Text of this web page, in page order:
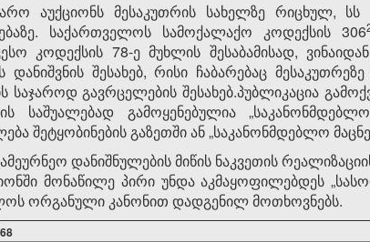
აუქციონს მესაკუთრის სახელზე რიცხულ, სს
საქართველოს სამოქალაქო კოდექსის 306
კოდექსის 78-ე მუხლის შესაბამისად,
დანიშვნის შესახებ, რისი ჩაბარებაც
საჯაროდ გავრცელების შესახებ.პუბლიკაცია
გამოყენებულია
შეტყობინების გაზეთში ან „საკანონმდებლო
დანიშნულების მიწის ნაკვეთის
მონაწილე პირი უნდა აკმაყოფილებდეს
ორგანული კანონით დადგენილ მოთხოვნებს.